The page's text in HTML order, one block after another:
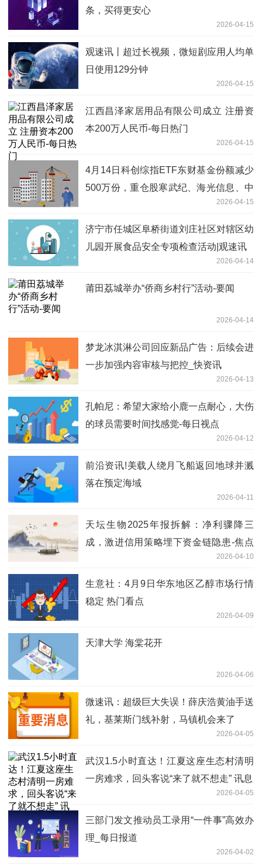
条，买得更安心
2026-04-15
观速讯丨超过长视频，微短剧应用人均单
日使用129分钟
2026-04-15
江西昌泽家居用品有限公司成立 注册资
本200万人民币-每日热门
2026-04-15
4月14日科创综指ETF东财基金份额减少
500万份，重仓股寒武纪、海光信息、中
2026-04-15
济宁市任城区阜桥街道刘庄社区对辖区幼
儿园开展食品安全专项检查活动|观速讯
2026-04-14
莆田荔城举办“侨商乡村行”活动-要闻
2026-04-14
梦龙冰淇淋公司回应新品广告：后续会进
一步加强内容审核与把控_快资讯
2026-04-13
孔帕尼：希望大家给小鹿一点耐心，大伤
的球员需要时间找感觉-每日视点
2026-04-12
前沿资讯!美载人绕月飞船返回地球并溅
落在预定海域
2026-04-11
天坛生物2025年报拆解：净利骤降三
成，激进信用策略埋下资金链隐患-焦点
2026-04-10
生意社：4月9日华东地区乙醇市场行情
稳定 热门看点
2026-04-09
天津大学 海棠花开
2026-04-06
微速讯：超级巨大失误！薛庆浩黄油手送
礼，基莱斯门线补射，马镇机会来了
2026-04-05
武汉1.5小时直达！江夏这座生态村清明
一房难求，回头客说“来了就不想走” 讯息
2026-04-05
三部门发文推动员工录用“一件事”高效办
理_每日报道
2026-04-02